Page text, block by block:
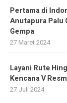
Pertama di
Anutapura Palu
Gempa
27 Maret 2024
Layani Rute
Kencana V
27 Juli 2024